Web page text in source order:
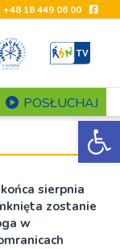
+48 18 449 06 00
POSŁUCHAJ
sierpnia
zostanie
w